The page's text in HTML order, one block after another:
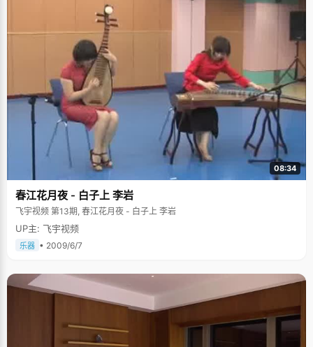
08:34
春江花月夜 - 白子上 李岩
飞宇视频 第13期, 春江花月夜 - 白子上 李岩
UP主: 飞宇视频
乐器 • 2009/6/7